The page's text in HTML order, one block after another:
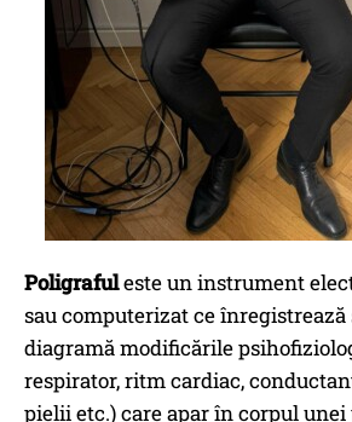
Poligrafuleste un instrument
sau computerizat ce înregistrează
diagramă modificările
respirator, ritm cardiac,
pielii etc.) care apar în corpul unei